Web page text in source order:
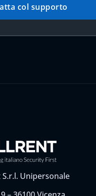
col supporto
Unipersonale